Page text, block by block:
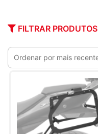
FILTRAR PRODUTOS